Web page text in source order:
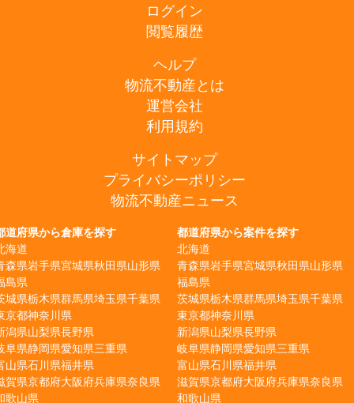
ログイン
閲覧履歴
ヘルプ
物流不動産とは
運営会社
利用規約
サイトマップ
プライバシーポリシー
物流不動産ニュース
道府県から倉庫を探す
海道
森県岩手県宮城県秋田県山形県
島県
城県栃木県群馬県埼玉県千葉県
京都神奈川県
潟県山梨県長野県
阜県静岡県愛知県三重県
山県石川県福井県
賀県京都府大阪府兵庫県奈良県
歌山県
都道府県から案件を探す
北海道
青森県岩手県宮城県秋田県山形県
福島県
茨城県栃木県群馬県埼玉県千葉県
東京都神奈川県
新潟県山梨県長野県
岐阜県静岡県愛知県三重県
富山県石川県福井県
滋賀県京都府大阪府兵庫県奈良県
和歌山県